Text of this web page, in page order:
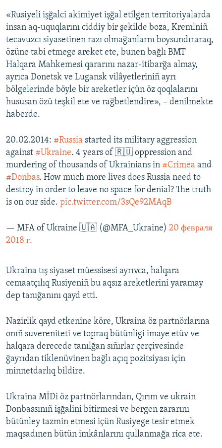
Русский
Українською
QOŞULIÑIZ!
RFE/RS bütün saytları
«Rusiyeli işğalci akimiyet işğal etilgen territoriyalarda
insan aq-uquqlarını ciddiy bir şekilde boza, Kremlniñ
tecavuzcı siyasetinen razı olmağanlarnı boysundıraraq,
özüne tabi etmege areket ete, bunen bağlı BMT
Halqara Mahkemesi qararını nazar-itibarğa almay,
ayrıca Donetsk ve Lugansk vilâyetleriniñ ayrı
bölgelerinde böyle bir areketler içün öz qoqlalarını
hususan özü teşkil ete ve rağbetlendire», – denilmekte
haberde.
20.02.2014: #Russia started its military aggression
against #Ukraine. 4 years of 🇷🇺 oppression and
murdering of thousands of Ukrainians in #Crimea and
#Donbas. How much more lives does Russia need to
destroy in order to leave no space for denial? The truth
is on our side. pic.twitter.com/3sQe92MAqB
— MFA of Ukraine 🇺🇦 (@MFA_Ukraine) 20 февраля
2018 г.
Ukraina tış siyaset müessisesi ayrıvca, halqara
cemaatçılıq Rusiyeniñ bu aqsız areketlerini yaramay
dep tanığanını qayd etti.
Nazirlik qayd etkenine köre, Ukraina öz partnörlarına
onıñ suvereniteti ve topraq bütünligi imaye etüv ve
halqara derecede tanılğan sıñırlar çerçivesinde
ğayrıdan tiklenüvinen bağlı açıq pozitsiyası için
minnetdarlıq bildire.
Ukraina MİDi öz partnörlarından, Qırım ve ukrain
Donbassınıñ işğalini bitirmesi ve bergen zararını
bütünley tazmin etmesi içün Rusiyege tesir etmek
maqsadınen bütün imkânlarını qullanmağa rica ete.